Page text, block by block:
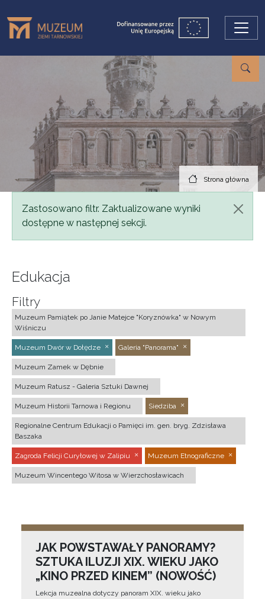
Strona główna
Komunikat
Zastosowano filtr. Zaktualizowane wyniki
dostępne w następnej sekcji.
Edukacja
Filtry
Muzeum Pamiątek po Janie Matejce "Koryznówka" w Nowym
Wiśniczu
Muzeum Dwór w Dołędze Galeria "Panorama"
Muzeum Zamek w Dębnie
Muzeum Ratusz - Galeria Sztuki Dawnej
Muzeum Historii Tarnowa i Regionu Siedziba
Regionalne Centrum Edukacji o Pamięci im. gen. bryg. Zdzisława
Baszaka
Zagroda Felicji Curyłowej w Zalipiu Muzeum Etnograficzne
Muzeum Wincentego Witosa w Wierzchosławicach
JAK POWSTAWAŁY PANORAMY?
SZTUKA ILUZJI XIX. WIEKU JAKO
„KINO PRZED KINEM” (NOWOŚĆ)
Lekcja muzealna dotyczy panoram XIX. wieku jako